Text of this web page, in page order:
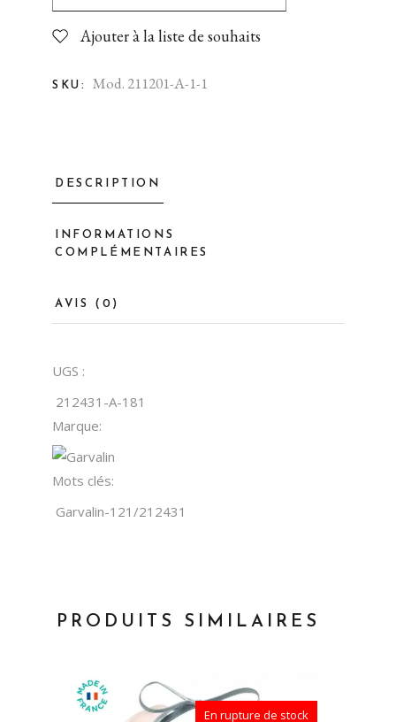
Ajouter à la liste de souhaits
SKU: Mod. 211201-A-1-1
DESCRIPTION
INFORMATIONS
COMPLÉMENTAIRES
AVIS (0)
UGS :
212431-A-181
Marque:
Mots clés:
Garvalin-121/212431
PRODUITS SIMILAIRES
En rupture de stock